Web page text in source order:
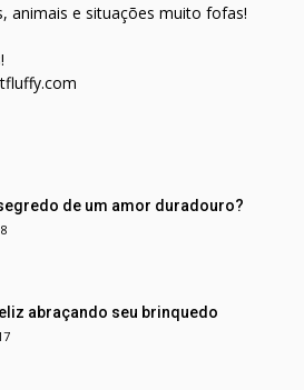
animais e situações muito fofas!
de um amor duradouro?
abraçando seu brinquedo